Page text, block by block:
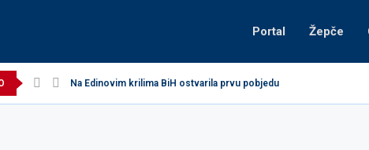
Portal Žepče
Na Edinovim krilima BiH ostvarila prvu pobjedu